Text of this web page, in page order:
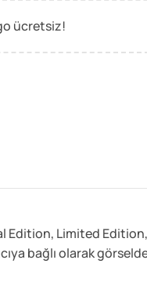
ücretsiz!
Edition, Limited Edition,
bağlı olarak